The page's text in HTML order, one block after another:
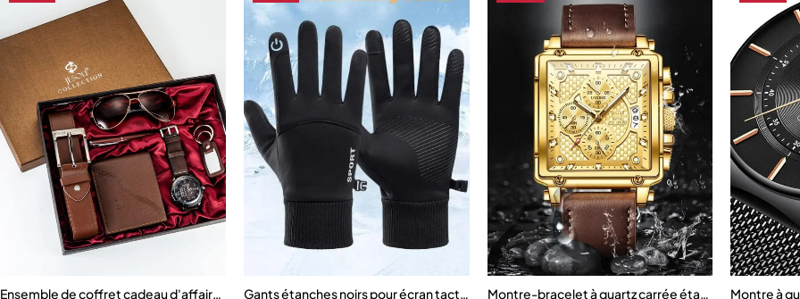
Ensemble de coffret cadeau d'affaires
Gants étanches noirs pour écran tactile
Montre-bracelet à quartz carrée étanche pourMontre à